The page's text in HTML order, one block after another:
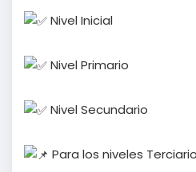
Nivel Inicial
Nivel Primario
Nivel Secundario
Para los niveles